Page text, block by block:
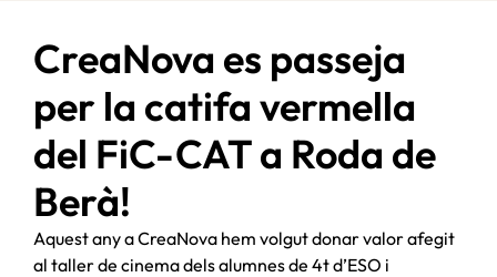
CreaNova es passeja
per la catifa vermella
del FiC-CAT a Roda de
Berà!
Aquest any a CreaNova hem volgut donar valor afegit
al taller de cinema dels alumnes de 4t d’ESO i